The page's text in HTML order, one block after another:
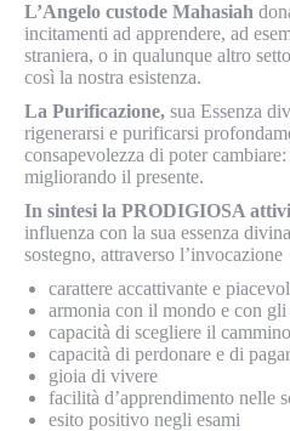
L’Angelo custode Mahasiah
incitamenti ad apprendere, ad
straniera, o in qualunque altro
così la nostra esistenza.
La Purificazione, sua Essenza
rigenerarsi e purificarsi
consapevolezza di poter
migliorando il presente.
In sintesi la PRODIGIOSA
influenza con la sua essenza
sostegno, attraverso l’invocazione
carattere accattivante e
armonia con il mondo e con gli
capacità di scegliere il
capacità di perdonare e di
gioia di vivere
facilità d’apprendimento nelle
esito positivo negli esami